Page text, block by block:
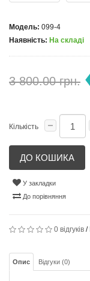
Модель: 099-4
Наявність: На складі
3 800.00 грн.
Кількість
ДО КОШИКА
У закладки
До порівняння
0 відгуків /
Опис Відгуки (0)